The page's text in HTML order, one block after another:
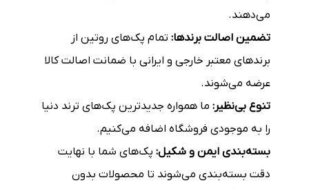
می‌دهند.
تضمین اصالت برندها: تمام پک‌های روتین از
برندهای معتبر خارجی و ایرانی با ضمانت اصالت کالا
عرضه می‌شوند.
تنوع بی‌نظیر: ما همواره جدیدترین پک‌های ترند دنیا
را به موجودی فروشگاه اضافه می‌کنیم.
بسته‌بندی ایمن و شکیل: پک‌های شما با نهایت
دقت بسته‌بندی می‌شوند تا محصولات بدون